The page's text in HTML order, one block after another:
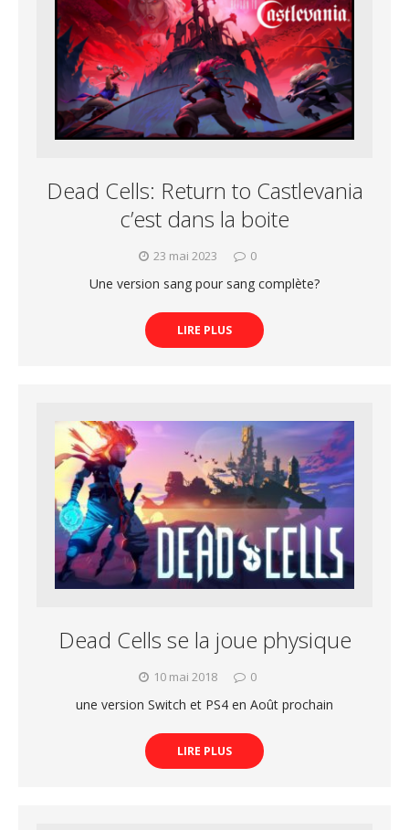
Dead Cells: Return to Castlevania
c’est dans la boite
23 mai 2023 0
Une version sang pour sang complète?
LIRE PLUS
Dead Cells se la joue physique
10 mai 2018 0
une version Switch et PS4 en Août prochain
LIRE PLUS